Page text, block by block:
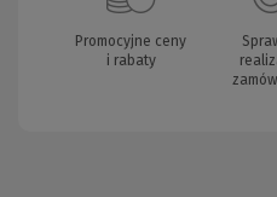
Promocyjne ceny
i rabaty